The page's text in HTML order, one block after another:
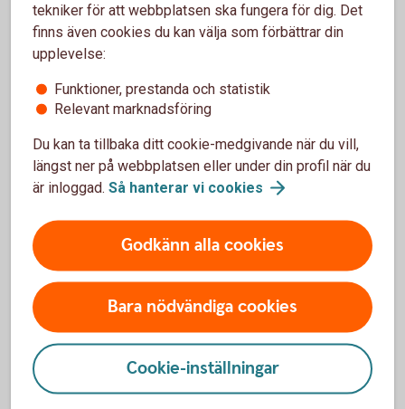
Full kontroll över försäljningen
Följ försäljningen i realtid via Merchant Portal med
tydliga rapporter och statistik. Ytterligare analyser
kassaleverantör.
Pay Premium – pris och villkor
tekniker för att webbplatsen ska fungera för dig. Det
finns även cookies du kan välja som förbättrar din
upplevelse:
Funktioner, prestanda och statistik
Relevant marknadsföring
Du kan ta tillbaka ditt cookie-medgivande när du vill,
längst ner på webbplatsen eller under din profil när du
är inloggad. Så hanterar vi cookies
Godkänn alla cookies
Bara nödvändiga cookies
Cookie-inställningar